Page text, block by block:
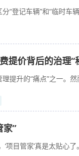
“登记车辆”和“临时车
提价背后的治理“
提升的“痛点”之一。
家”
项目管家’真是太贴心